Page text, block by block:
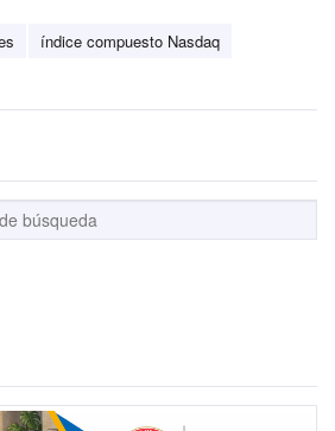
índice compuesto Nasdaq